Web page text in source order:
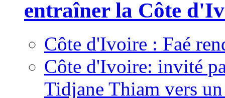
entraîner la Côte
Côte d'Ivoire : Faé
Côte d'Ivoire: invité
Tidjane Thiam vers